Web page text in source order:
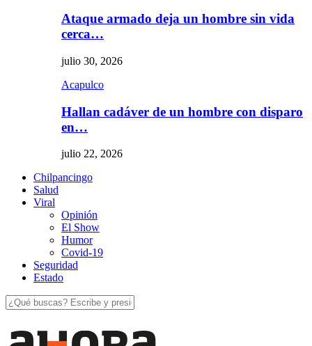
Ataque armado deja un hombre sin vida
cerca…
julio 30, 2026
Acapulco
Hallan cadáver de un hombre con disparo
en…
julio 22, 2026
Chilpancingo
Salud
Viral
Opinión
El Show
Humor
Covid-19
Seguridad
Estado